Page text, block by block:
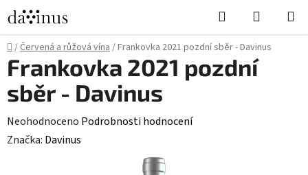
Přejít
na
obsah
Hledat
KOŠÍK
Domů
/Červená a růžová vína/Frankovka 2021 pozdní sběr - Davinus
Frankovka 2021 pozdní
sběr - Davinus
Průměrné
hodnocení
Neohodnoceno Podrobnosti hodnocení
Značka: Davinus